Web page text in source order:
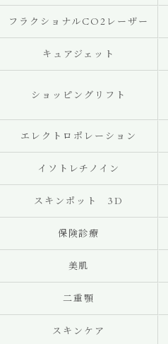
フラクショナルCO2レーザー
キュアジェット
ショッピングリフト
エレクトロポレーション
イソトレチノイン
スキンポット 3D
保険診療
美肌
二重顎
スキンケア